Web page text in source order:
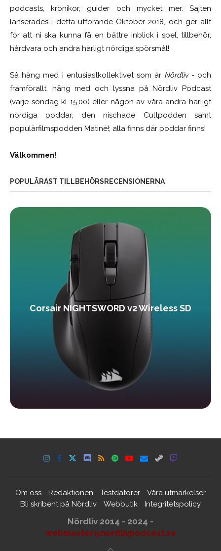
podcasts, krönikor, guider och mycket mer. Sajten
lanserades i detta utförande Oktober 2018, och ger allt
för att ni ska kunna få en bättre inblick i spel, tillbehör,
hårdvara och andra härligt nördiga spörsmål!
Så häng med i entusiastkollektivet som är Nördliv- och
framförallt, häng med och lyssna på Nördliv Podcast
(varje söndag kl 15.00) eller någon av våra andra härligt
nördiga poddar, den nischade Cultpodden samt
populärfilmspodden Matiné!; alla finns där poddar finns!
Välkommen!
POPULÄRAST TILLBEHÖRSRECENSIONERNA
Corsair NIGHTSWORD v2 Wireless SD
Om oss Redaktionen Testdatorer
Våra utmärkelser
Bli skribent på Nördliv
Webbutik Integritetspolicy
Nördliv 2014 - 2024 -
webmaster@nordlivpodcast.se